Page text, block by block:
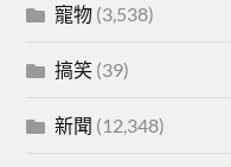
寵物 (3,538)
搞笑 (39)
新聞 (12,348)